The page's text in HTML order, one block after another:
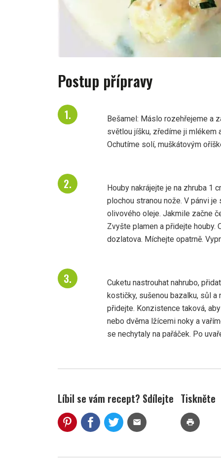
Postup přípravy
Bešamel: Máslo rozehřejeme a
světlou jíšku, zředíme ji mlékem
Ochutíme solí, muškátovým
Houby nakrájejte je na zhruba 1
plochou stranou nože. V pánvi
olivového oleje. Jakmile začne
Zvyšte plamen a přidejte
dozlatova. Míchejte opatrně.
Cuketu nastrouhat nahrubo,
kostičky, sušenou bazalku, sůl
přidejte. Konzistence taková,
nebo dvěma lžícemi noky a
se nechytaly na pařáček. Po
Líbil se vám recept? Sdílejte
mail
Tiskněte
print